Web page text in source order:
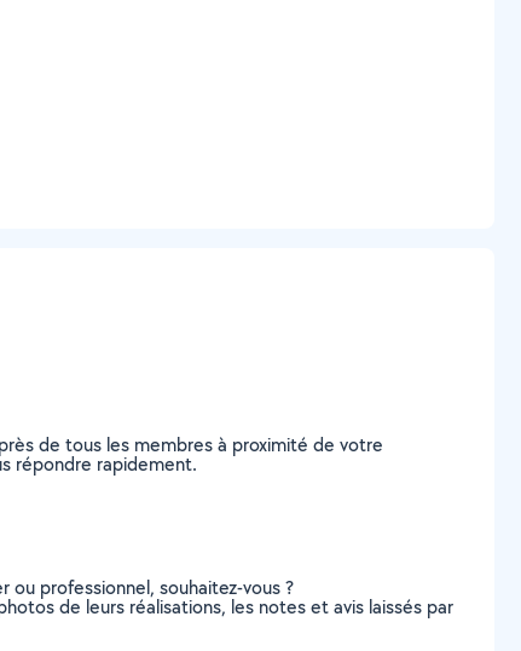
de tous les membres à proximité de votre
répondre rapidement.
professionnel, souhaitez-vous ?
de leurs réalisations, les notes et avis laissés par